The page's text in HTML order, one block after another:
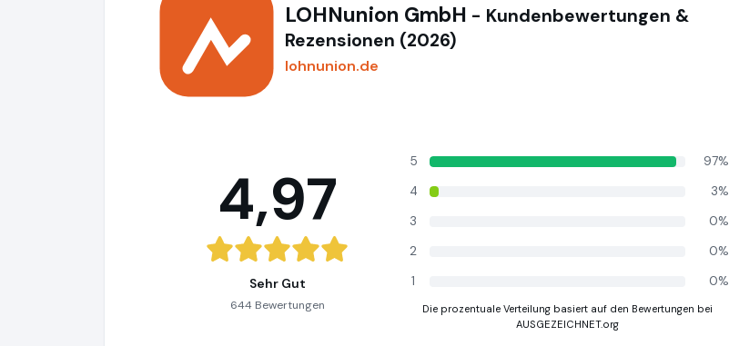
LOHNunion GmbH - Kundenbewertungen &
Rezensionen (2026)
lohnunion.de
4,97
Sehr Gut
644 Bewertungen
5
97%
4
3%
3
0%
2
0%
1
0%
Die prozentuale Verteilung basiert auf den Bewertungen bei
AUSGEZEICHNET.org